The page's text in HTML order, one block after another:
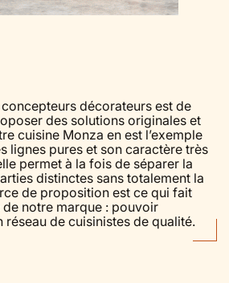
décorateurs est de
des solutions originales et
cuisine Monza en est l’exemple
lignes pures et son caractère très
permet à la fois de séparer la
distinctes sans totalement la
de proposition est ce qui fait
de notre marque : pouvoir
réseau de cuisinistes de qualité.